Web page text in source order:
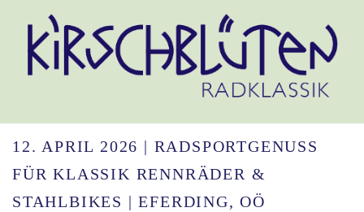
12. APRIL 2026 | RADSPORTGENUSS
FÜR KLASSIK RENNRÄDER &
STAHLBIKES | EFERDING, OÖ